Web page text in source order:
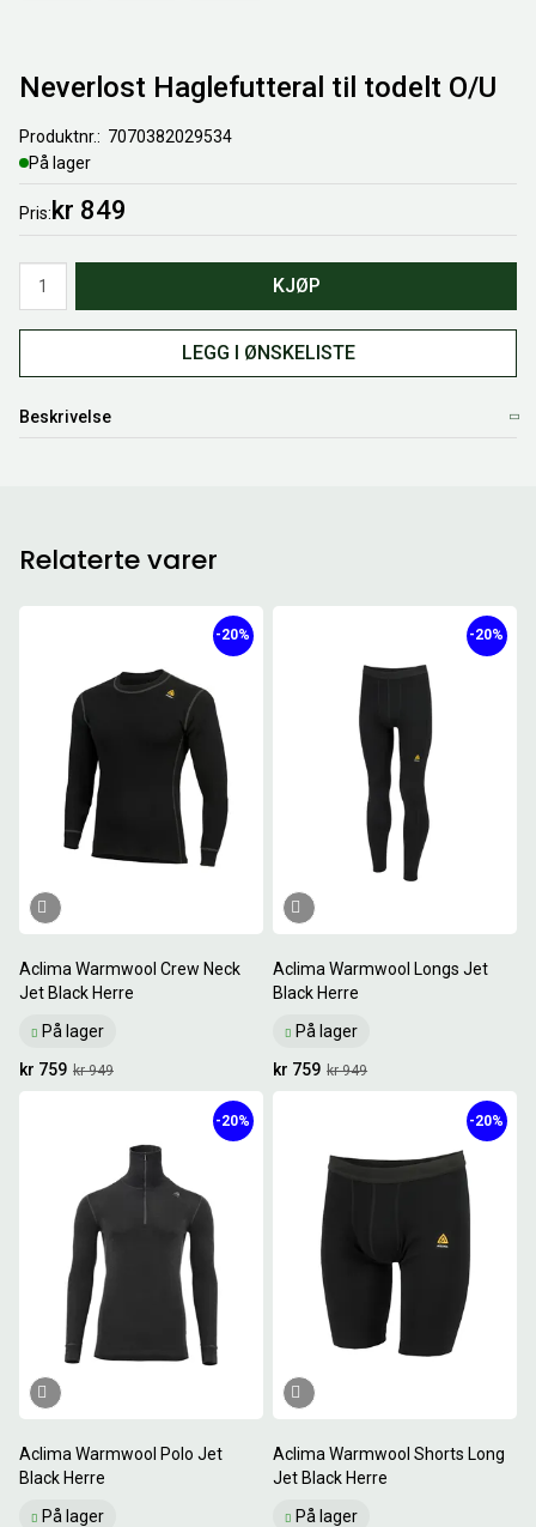
Neverlost Haglefutteral til todelt O/U
Produktnr.
7070382029534
På lager
Pris kr 849
KJØP
LEGG I ØNSKELISTE
Beskrivelse
Relaterte varer
Aclima Warmwool Crew Neck
Jet Black Herre
På lager
-20%
kr 949
kr 759
Aclima Warmwool Longs Jet
Black Herre
På lager
-20%
kr 949
kr 759
Aclima Warmwool Polo Jet
Black Herre
På lager
-20%
Aclima Warmwool Shorts Long
Jet Black Herre
På lager
-20%